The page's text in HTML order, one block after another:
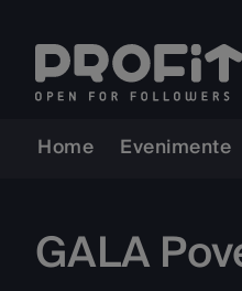
Home Evenimente
GALA